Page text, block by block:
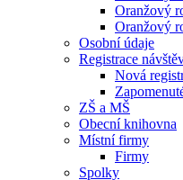
Oranžový
Oranžový
Osobní údaje
Registrace
Nová
ZŠ a MŠ
Obecní knihovna
Místní firmy
Firmy
Spolky